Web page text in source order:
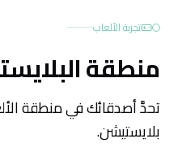
تجربة الألعاب
منطقة
تحدَّ أصدقائك في منطقة
بلايستيشن.